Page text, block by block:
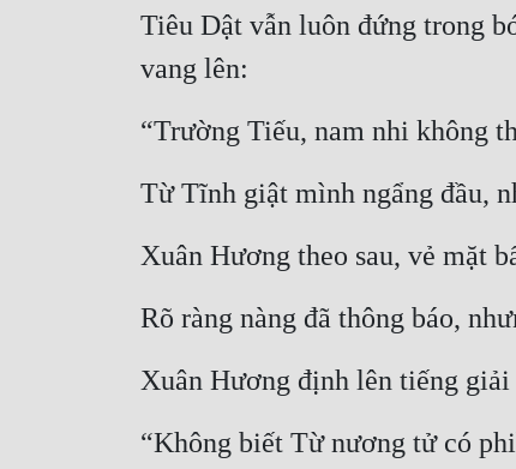
Tiêu Dật vẫn luôn đứng trong
vang lên:
“Trường Tiếu, nam nhi không
Từ Tĩnh giật mình ngẩng đầu,
Xuân Hương theo sau, vẻ mặt
Rõ ràng nàng đã thông báo,
Xuân Hương định lên tiếng
“Không biết Từ nương tử có